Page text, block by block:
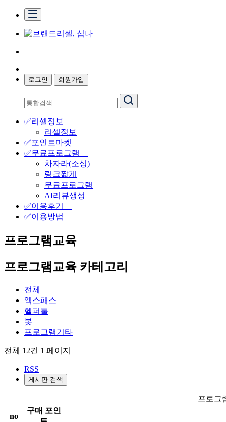
로그인 회원가입
✅리셀정보
리셀정보
✅포인트마켓
✅무료프로그램
차자라(소싱)
링크짧게
무료프로그램
AI리뷰생성
✅이용후기
✅이용방법
프로그램교육
프로그램교육 카테고리
전체
엑스패스
헬퍼툴
봇
프로그램기타
전체 12건 1 페이지
RSS
게시판 검색
프로그
no
구매 포인